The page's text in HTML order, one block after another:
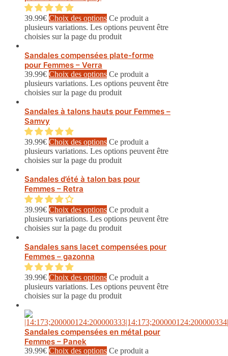
39.99€ Choix des options Ce produit a
plusieurs variations. Les options peuvent être
choisies sur la page du produit
Sandales compensées plate-forme
pour Femmes – Verra
39.99€ Choix des options Ce produit a
plusieurs variations. Les options peuvent être
choisies sur la page du produit
Sandales à talons hauts pour Femmes –
Samvy
39.99€ Choix des options Ce produit a
plusieurs variations. Les options peuvent être
choisies sur la page du produit
Sandales d’été à talon bas pour
Femmes – Retra
39.99€ Choix des options Ce produit a
plusieurs variations. Les options peuvent être
choisies sur la page du produit
Sandales sans lacet compensées pour
Femmes – gazonna
39.99€ Choix des options Ce produit a
plusieurs variations. Les options peuvent être
choisies sur la page du produit
Sandales compensées en métal pour
Femmes – Panek
39.99€ Choix des options Ce produit a